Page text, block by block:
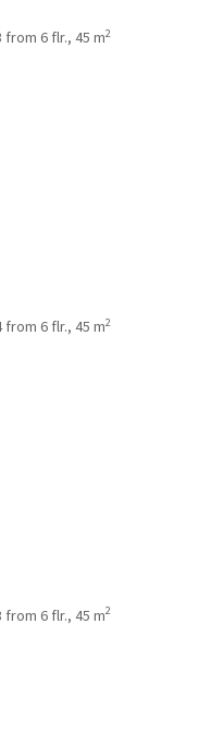
6 flr., 45 m2
6 flr., 45 m2
6 flr., 45 m2